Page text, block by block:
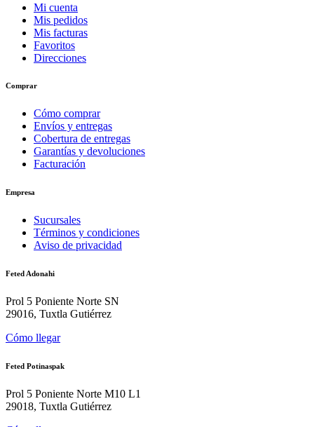
Mi cuenta
Mis pedidos
Mis facturas
Favoritos
Direcciones
Comprar
Cómo comprar
Envíos y entregas
Cobertura de entregas
Garantías y devoluciones
Facturación
Empresa
Sucursales
Términos y condiciones
Aviso de privacidad
Feted Adonahi
Prol 5 Poniente Norte SN
29016, Tuxtla Gutiérrez
Cómo llegar
Feted Potinaspak
Prol 5 Poniente Norte M10 L1
29018, Tuxtla Gutiérrez